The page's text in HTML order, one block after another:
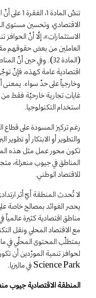
تنصّ المادة
الاقتصادي، وتحسين
الاستثمارات»، إلّا أنّ
العاملين من بعض حقوقهم
(المادة 32). وفي حين
اقتصادية عامة كهذه، فإنّ
وخارجياً على حدّ سواء.
غايات تجارية خارحيّة فقط
استخدام التكنولوجيا.
رغم تركيز المسودة على قطاع
والتطوير أو الابتكار أو
تكون محور عمل مثل هذه
المناطق في جيوب منعزلة،
للاقتصاد الوطني.
يحصر الفوائد بمصالح خاصة
مناطق اقتصادية كثيرة
مع الاقتصاد المحلي ونقل
بمتطلّب المحتوى المحلّي في
Science Park في ماليزيا.
المنطقة الاقتصادية جيوب